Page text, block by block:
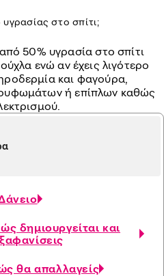
υγρασίας στο σπίτι;
50% υγρασία στο σπίτι
ενώ αν έχεις λιγότερο
και φαγούρα,
ή επίπλων καθώς
δημιουργείται και
θα απαλλαγείς